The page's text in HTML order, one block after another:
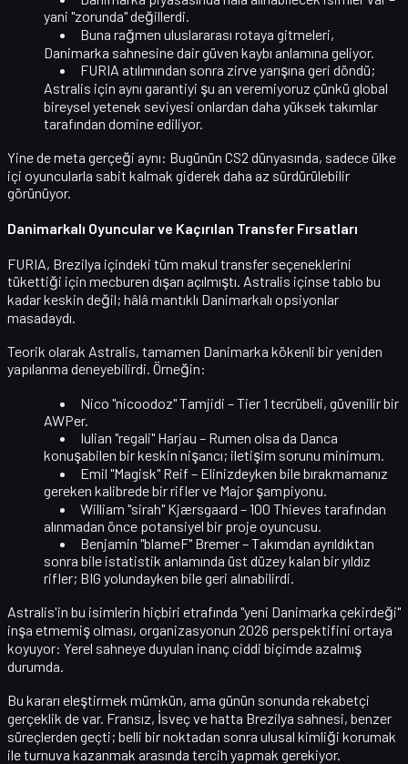
yani "zorunda" değillerdi.
Buna rağmen uluslararası rotaya gitmeleri,
Danimarka sahnesine dair güven kaybı anlamına geliyor.
FURIA atılımından sonra zirve yarışına geri döndü;
Astralis için aynı garantiyi şu an veremiyoruz çünkü global
bireysel yetenek seviyesi onlardan daha yüksek takımlar
tarafından domine ediliyor.
Yine de meta gerçeği aynı: Bugünün CS2 dünyasında, sadece ülke
içi oyuncularla sabit kalmak giderek daha az sürdürülebilir
görünüyor.
Danimarkalı Oyuncular ve Kaçırılan Transfer Fırsatları
FURIA, Brezilya içindeki tüm makul transfer seçeneklerini
tükettiği için mecburen dışarı açılmıştı. Astralis içinse tablo bu
kadar keskin değil; hâlâ mantıklı Danimarkalı opsiyonlar
masadaydı.
Teorik olarak Astralis, tamamen Danimarka kökenli bir yeniden
yapılanma deneyebilirdi. Örneğin:
Nico "nicoodoz" Tamjidi – Tier 1 tecrübeli, güvenilir bir
AWPer.
Iulian "regali" Harjau – Rumen olsa da Danca
konuşabilen bir keskin nişancı; iletişim sorunu minimum.
Emil "Magisk" Reif – Elinizdeyken bile bırakmamanız
gereken kalibrede bir rifler ve Major şampiyonu.
William "sirah" Kjærsgaard – 100 Thieves tarafından
alınmadan önce potansiyel bir proje oyuncusu.
Benjamin "blameF" Bremer– Takımdan ayrıldıktan
sonra bile istatistik anlamında üst düzey kalan bir yıldız
rifler; BIG yolundayken bile geri alınabilirdi.
Astralis'in bu isimlerin hiçbiri etrafında "yeni Danimarka çekirdeği"
inşa etmemiş olması, organizasyonun 2026 perspektifini ortaya
koyuyor: Yerel sahneye duyulan inanç ciddi biçimde azalmış
durumda.
Bu kararı eleştirmek mümkün, ama günün sonunda rekabetçi
gerçeklik de var. Fransız, İsveç ve hatta Brezilya sahnesi, benzer
süreçlerden geçti; belli bir noktadan sonra ulusal kimliği korumak
ile turnuva kazanmak arasında tercih yapmak gerekiyor.